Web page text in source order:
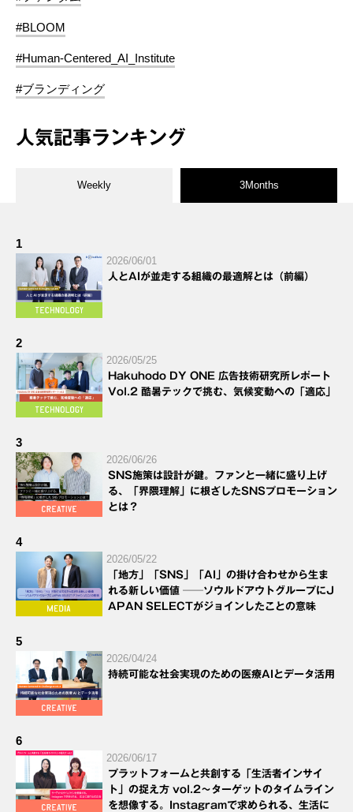
#BLOOM
#Human-Centered_AI_Institute
#ブランディング
人気記事ランキング
Weekly 3Months
1
2026/06/01
人とAIが並走する組織の最適解とは（前編）
2
2026/05/25
Hakuhodo DY ONE 広告技術研究所レポート
Vol.2 酷暑テックで挑む、気候変動への「適応」
3
2026/06/26
SNS施策は設計が鍵。ファンと一緒に盛り上げ
る、「界隈理解」に根ざしたSNSプロモーション
とは？
4
2026/05/22
「地方」「SNS」「AI」の掛け合わせから生ま
れる新しい価値 ──ソウルドアウトグループにJ
APAN SELECTがジョインしたことの意味
5
2026/04/24
持続可能な社会実現のための医療AIとデータ活用
6
2026/06/17
プラットフォームと共創する「生活者インサイ
ト」の捉え方 vol.2～ターゲットのタイムライン
を想像する。Instagramで求められる、生活に